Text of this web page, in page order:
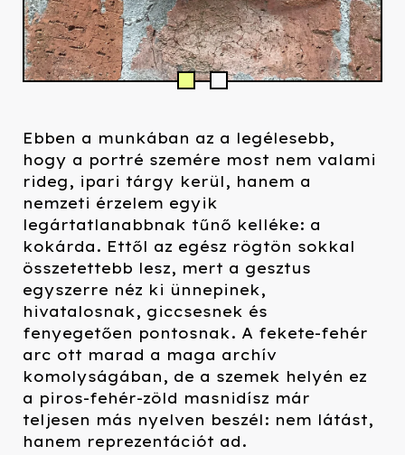
Ebben a munkában az a legélesebb,
hogy a portré szemére most nem valami
rideg, ipari tárgy kerül, hanem a
nemzeti érzelem egyik
legártatlanabbnak tűnő kelléke: a
kokárda. Ettől az egész rögtön sokkal
összetettebb lesz, mert a gesztus
egyszerre néz ki ünnepinek,
hivatalosnak, giccsesnek és
fenyegetően pontosnak. A fekete-fehér
arc ott marad a maga archív
komolyságában, de a szemek helyén ez
a piros-fehér-zöld masnidísz már
teljesen más nyelven beszél: nem látást,
hanem reprezentációt ad.